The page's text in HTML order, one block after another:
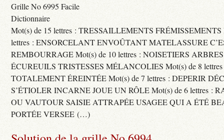
Grille No 6995 Facile
Dictionnaire
Mot(s) de 15 lettres : TRESSAILLEMENTS FRÉMISSEMENTS
lettres : ENSORCELANT ENVOÛTANT MATELASSURE
REMBOURRAGE Mot(s) de 10 lettres : NOISETIERS
ÉCUREUILS TRISTESSES MÉLANCOLIES Mot(s) de 8
TOTALEMENT ÉREINTÉE Mot(s) de 7 lettres : DEPERIR
S’ÉTIOLER INCARNE JOUE UN RÔLE Mot(s) de 6 lettres :
OU VAUTOUR SAISIE ATTRAPÉE USAGEE QUI A ÉTÉ
PORTÉE VERSEE (…)